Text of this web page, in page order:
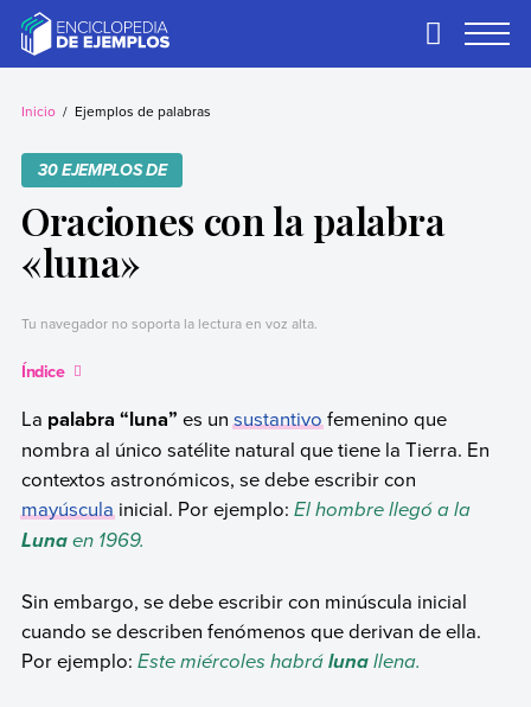
contentEjemplos
Necesitas ejemplos.
Primary
Inicio Ejemplos de palabras
30 EJEMPLOS DE
Oraciones con la palabra
«luna»
Tu navegador no soporta la lectura en voz alta.
Índice
La palabra “luna” es unsustantivofemenino que
nombra al único satélite natural que tiene la Tierra. En
contextos astronómicos, se debe escribir con
mayúsculainicial. Por ejemplo: El hombre llegó a la
Lunaen 1969.
Sin embargo, se debe escribir con minúscula inicial
cuando se describen fenómenos que derivan de ella.
Por ejemplo: Este miércoles habrá lunallena.